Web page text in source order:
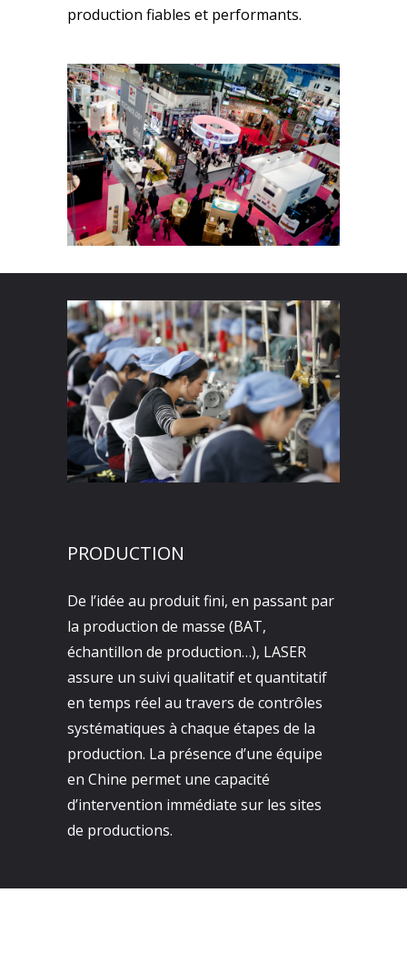
production fiables et performants.
PRODUCTION
De l’idée au produit fini, en passant par
la production de masse (BAT,
échantillon de production…), LASER
assure un suivi qualitatif et quantitatif
en temps réel au travers de contrôles
systématiques à chaque étapes de la
production. La présence d’une équipe
en Chine permet une capacité
d’intervention immédiate sur les sites
de productions.